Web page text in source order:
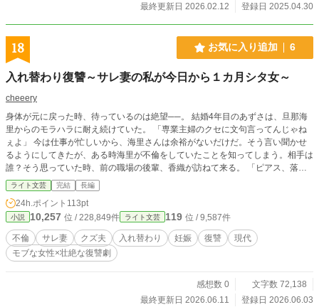
最終更新日 2026.02.12
登録日 2025.04.30
18 お気に入り追加 6
入れ替わり復讐～サレ妻の私が今日から１カ月シタ女～
cheeery
身体が元に戻った時、待っているのは絶望──。 結婚4年目のあずさは、旦那海
里からのモラハラに耐え続けていた。 「専業主婦のクセに文句言ってんじゃね
ぇよ」 今は仕事が忙しいから、海里さんは余裕がないだけだ。そう言い聞かせ
るようにしてきたが、ある時海里が不倫をしていたことを知ってしまう。相手は
誰？そう思っていた時、前の職場の後輩、香織が訪ねて来る。 「ピアス、落ち
てませんでしたか？」 なんと海里の不倫相手は後輩の香織であった。あげくの
果てに戦線布告までしてくる始末。ショックでどうしたらいいか分からなくなっ
たあずさ。彼女は外に買い物に出た時、信号無視の車に轢かれてしまう。 「不
倫されて死ぬなんて最悪な人生だった」 そう目を閉じたが、次に目を覚めた時
あずさは香織の体に入れ替わっていた！さらに、香織はあずさの身体になってい
て、お互いの身体が入れ替わってしまっていることを知る。 そしてあずさだけ
が知っているのは、この入れ替わりは1カ月間であること。あずさは１カ月後、
ライト文芸 完結 長編
24h.ポイント 113pt
小説 10,257 位 / 228,849件 ライト文芸 119 位 / 9,587件
不倫 サレ妻 クズ夫 入れ替わり 妊娠 復讐
現代
モブな女性×壮絶な復讐劇
感想数 0
文字数 72,138
最終更新日 2026.06.11
登録日 2026.06.03